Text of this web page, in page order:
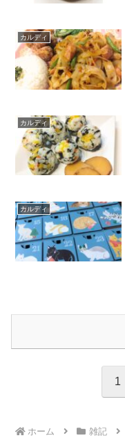
カルディ
カルディ
カルディ
1
ホーム 雑記